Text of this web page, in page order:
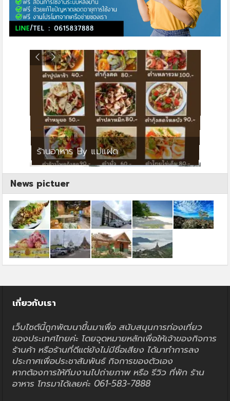
ร้านอาหาร By แม่แฝด
News pictuer
เกี่ยวกับเรา
เว็บไซต์นี้ถูกพัฒนาขึ้นมาเพื่อ สนับสนุนการท่องเที่ยว
ของประเทศไทยค่ะ โดยจุดหมายหลักเพื่อให้เจ้าของกิจการ
ร้านค้า หรือร้านที่ดีแต่ยังไม่มีชื่อเสียง ได้มาทำการลง
ประกาศเพื่อประชาสัมพันธ์ กิจการของตัวเอง
หากต้องการให้ทีมงานไปถ่ายภาพ หรือ รีวิว ที่พัก ร้าน
อาหาร โทรมาได้เลยค่ะ 061-583-7888